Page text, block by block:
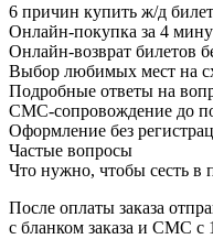
6 причин купить ж/д
Онлайн-покупка за 4
Онлайн-возврат билетов
Выбор любимых мест на
Подробные ответы на
СМС-сопровождение до
Оформление без
Частые вопросы
Что нужно, чтобы сесть в
После оплаты заказа
с бланком заказа и СМС с